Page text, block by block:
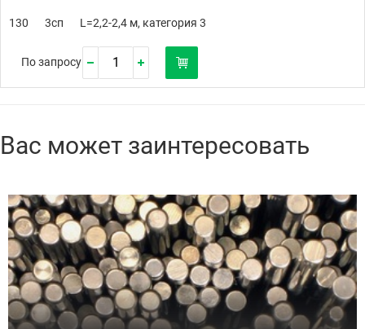
130 3сп L=2,2-2,4 м, категория 3
По запросу
Вас может заинтересовать